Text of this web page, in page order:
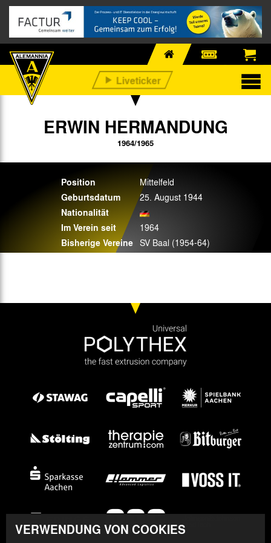
ERWIN HERMANDUNG
1964/1965
Position Mittelfeld
Geburtsdatum 25. August 1944
Nationalität
Im Verein seit
1964
Bisherige Vereine SV Baal (1954-64)
VERWENDUNG VON COOKIES